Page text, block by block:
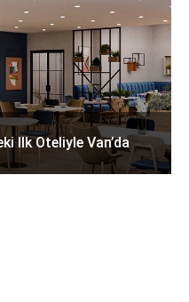
Ilk Oteliyle Van’da